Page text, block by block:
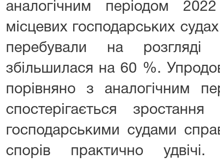
аналогічним періодом
місцевих господарських
перебували на розгляді
збільшилася на 60 %.
порівняно з аналогічним
спостерігається зростання
господарськими судами
спорів практично